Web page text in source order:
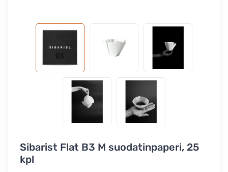
Sibarist Flat B3 M suodatinpaperi, 25
kpl